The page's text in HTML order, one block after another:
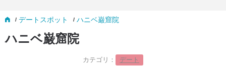
デートスポット ハニベ巌窟院
ハニベ巌窟院
カテゴリ： デート